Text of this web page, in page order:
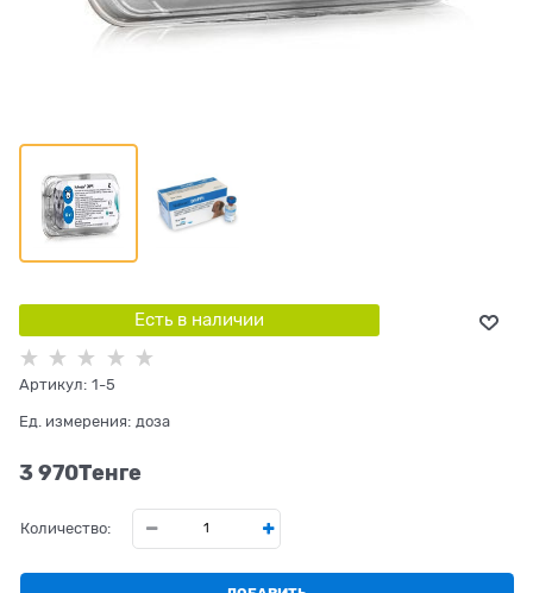
Есть в наличии
Артикул: 1-5
Ед. измерения: доза
3 970Tенге
Количество: